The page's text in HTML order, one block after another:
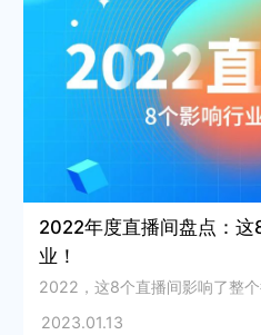
2022年度直播间盘点：
业！
2022，这8个直播间影响了整个
2023.01.13